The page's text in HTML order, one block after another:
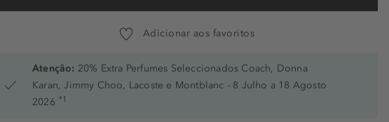
Adicionar aos favoritos
Atenção: 20% Extra Perfumes Seleccionados Coach, Donna
Karan, Jimmy Choo, Lacoste e Montblanc - 8 Julho a 18 Agosto
2026 *1